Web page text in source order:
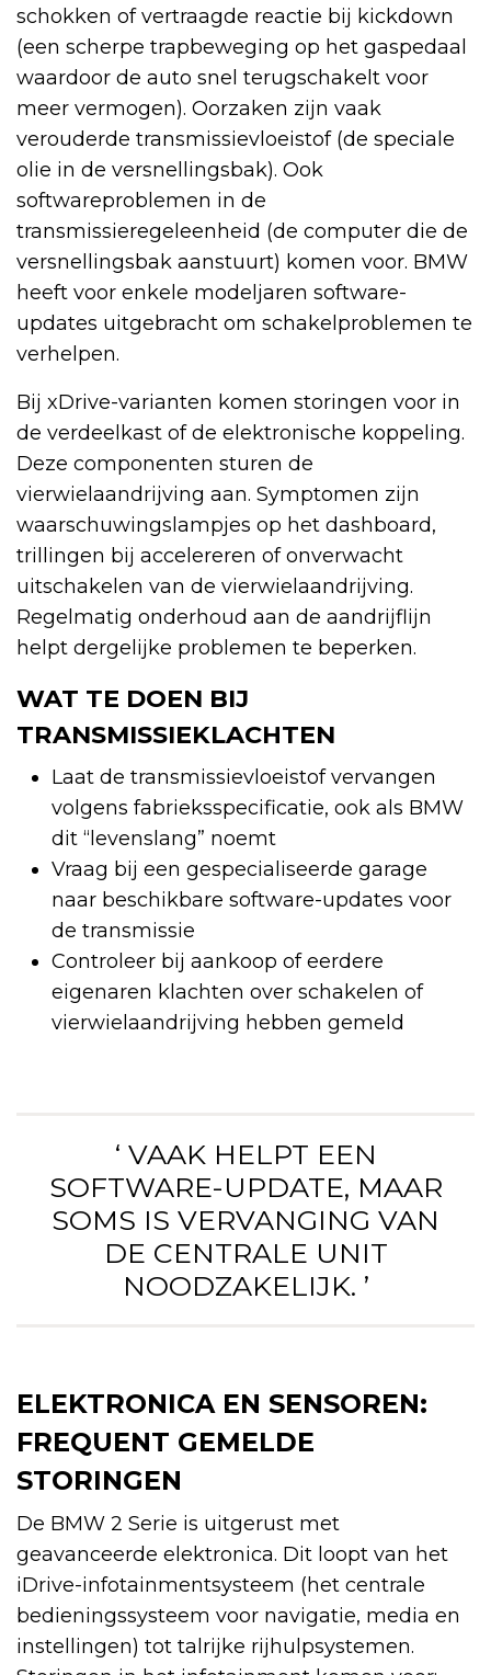
schokken of vertraagde reactie bij kickdown
(een scherpe trapbeweging op het gaspedaal
waardoor de auto snel terugschakelt voor
meer vermogen). Oorzaken zijn vaak
verouderde transmissievloeistof (de speciale
olie in de versnellingsbak). Ook
softwareproblemen in de
transmissieregeleenheid (de computer die de
versnellingsbak aanstuurt) komen voor. BMW
heeft voor enkele modeljaren software-
updates uitgebracht om schakelproblemen te
verhelpen.
Bij xDrive-varianten komen storingen voor in
de verdeelkast of de elektronische koppeling.
Deze componenten sturen de
vierwielaandrijving aan. Symptomen zijn
waarschuwingslampjes op het dashboard,
trillingen bij accelereren of onverwacht
uitschakelen van de vierwielaandrijving.
Regelmatig onderhoud aan de aandrijflijn
helpt dergelijke problemen te beperken.
WAT TE DOEN BIJ
TRANSMISSIEKLACHTEN
Laat de transmissievloeistof vervangen
volgens fabrieksspecificatie, ook als BMW
dit “levenslang” noemt
Vraag bij een gespecialiseerde garage
naar beschikbare software-updates voor
de transmissie
Controleer bij aankoop of eerdere
eigenaren klachten over schakelen of
vierwielaandrijving hebben gemeld
‘ VAAK HELPT EEN
SOFTWARE-UPDATE, MAAR
SOMS IS VERVANGING VAN
DE CENTRALE UNIT
NOODZAKELIJK. ’
ELEKTRONICA EN SENSOREN:
FREQUENT GEMELDE
STORINGEN
De BMW 2 Serie is uitgerust met
geavanceerde elektronica. Dit loopt van het
iDrive-infotainmentsysteem (het centrale
bedieningssysteem voor navigatie, media en
instellingen) tot talrijke rijhulpsystemen.